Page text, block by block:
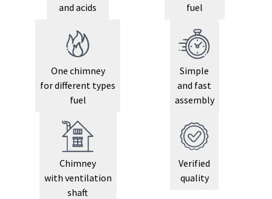
and acids
fuel
One chimney
for different types
fuel
Simple
and fast
assembly
Chimney
with ventilation
shaft
Verified
quality